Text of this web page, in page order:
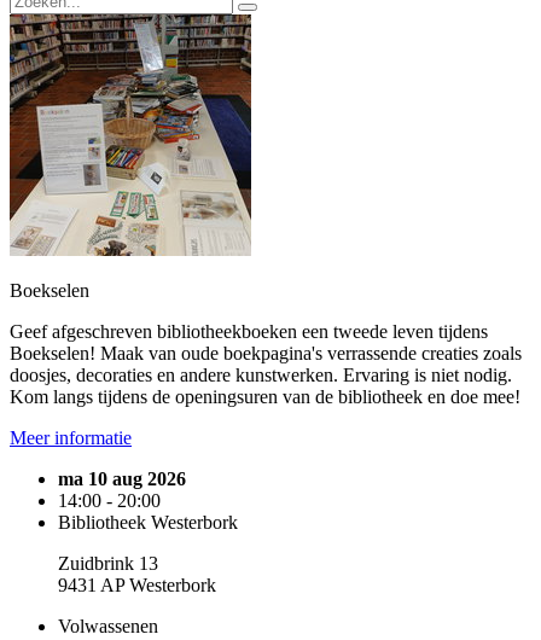
Boekselen
Geef afgeschreven bibliotheekboeken een tweede leven tijdens
Boekselen! Maak van oude boekpagina's verrassende creaties zoals
doosjes, decoraties en andere kunstwerken. Ervaring is niet nodig.
Kom langs tijdens de openingsuren van de bibliotheek en doe mee!
Meer informatie
ma 10 aug 2026
14:00 - 20:00
Bibliotheek Westerbork
Zuidbrink 13
9431 AP Westerbork
Volwassenen